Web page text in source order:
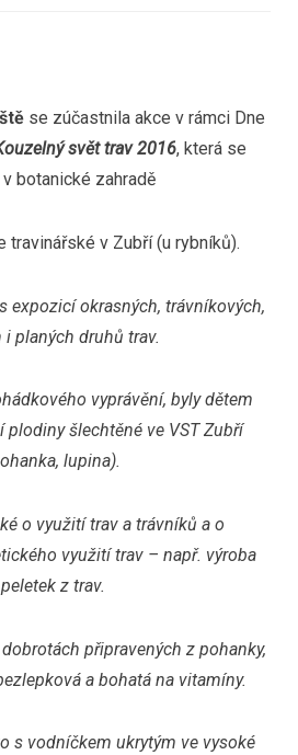
se zúčastnila akce v rámci Dne
svět trav 2016, která se
v botanické zahradě
travinářské v Zubří (u rybníků).
expozicí okrasných, trávníkových,
planých druhů trav.
vyprávění, byly dětem
plodiny šlechtěné ve VST Zubří
lupina).
o využití trav a trávníků a o
využití trav – např. výroba
peletek z trav.
připravených z pohanky,
a bohatá na vitamíny.
s vodníčkem ukrytým ve vysoké